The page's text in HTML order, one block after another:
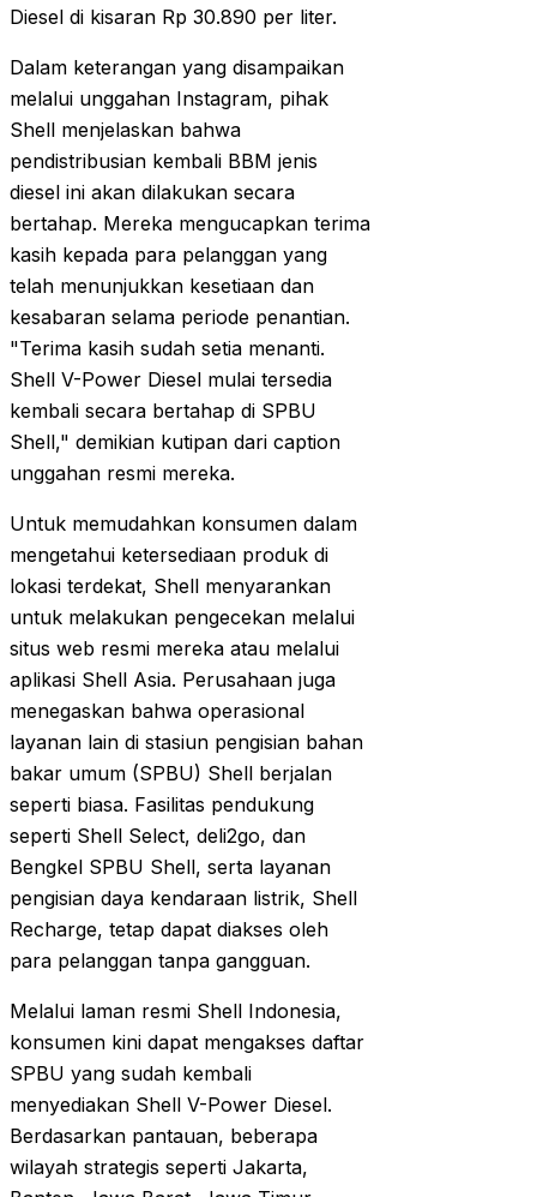
Diesel di kisaran Rp 30.890 per liter.
Dalam keterangan yang disampaikan
melalui unggahan Instagram, pihak
Shell menjelaskan bahwa
pendistribusian kembali BBM jenis
diesel ini akan dilakukan secara
bertahap. Mereka mengucapkan terima
kasih kepada para pelanggan yang
telah menunjukkan kesetiaan dan
kesabaran selama periode penantian.
"Terima kasih sudah setia menanti.
Shell V-Power Diesel mulai tersedia
kembali secara bertahap di SPBU
Shell," demikian kutipan dari caption
unggahan resmi mereka.
Untuk memudahkan konsumen dalam
mengetahui ketersediaan produk di
lokasi terdekat, Shell menyarankan
untuk melakukan pengecekan melalui
situs web resmi mereka atau melalui
aplikasi Shell Asia. Perusahaan juga
menegaskan bahwa operasional
layanan lain di stasiun pengisian bahan
bakar umum (SPBU) Shell berjalan
seperti biasa. Fasilitas pendukung
seperti Shell Select, deli2go, dan
Bengkel SPBU Shell, serta layanan
pengisian daya kendaraan listrik, Shell
Recharge, tetap dapat diakses oleh
para pelanggan tanpa gangguan.
Melalui laman resmi Shell Indonesia,
konsumen kini dapat mengakses daftar
SPBU yang sudah kembali
menyediakan Shell V-Power Diesel.
Berdasarkan pantauan, beberapa
wilayah strategis seperti Jakarta,